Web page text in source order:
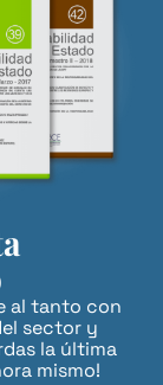
al tanto con
sector y
la última
mismo!